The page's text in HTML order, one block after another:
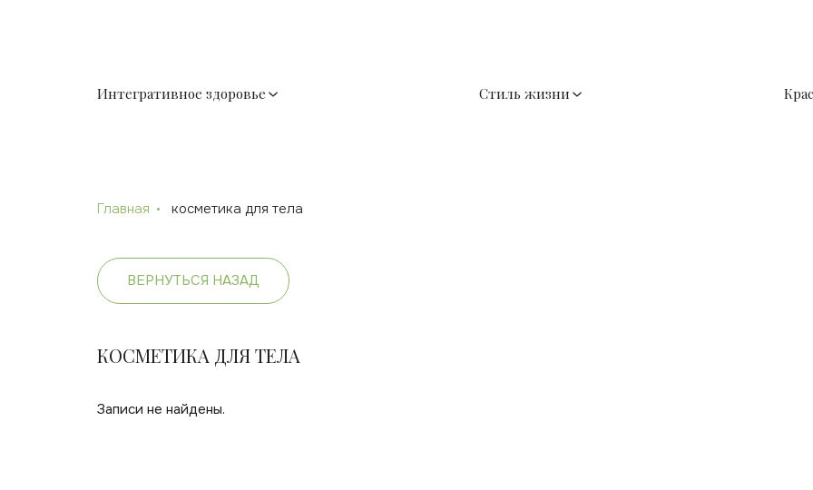
Интегративное здоровье Стиль жизни
Главная косметика для тела
ВЕРНУТЬСЯ НАЗАД
КОСМЕТИКА ДЛЯ ТЕЛА
Записи не найдены.